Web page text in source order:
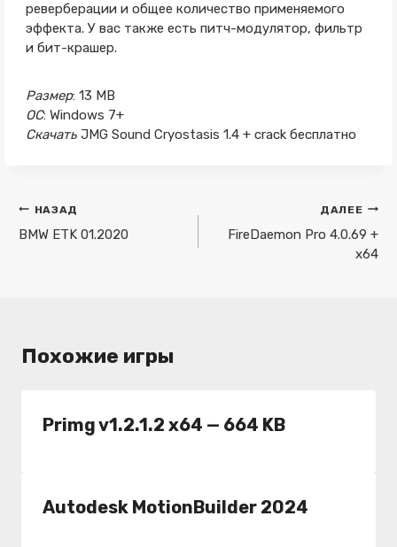
реверберации и общее количество применяемого
эффекта. У вас также есть питч-модулятор, фильтр
и бит-крашер.
Размер: 13 MB
ОС: Windows 7+
Скачать JMG Sound Cryostasis 1.4 + crack бесплатно
Навигация
по
НАЗАД
BMW ETK 01.2020
ДАЛЕЕ
FireDaemon Pro 4.0.69 +
x64
Похожие игры
Primg v1.2.1.2 x64 — 664 KB
Autodesk MotionBuilder 2024